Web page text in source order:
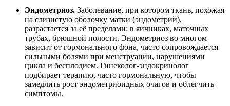
Эндометриоз. Заболевание, при котором ткань, похожая
на слизистую оболочку матки (эндометрий),
разрастается за её пределами: в яичниках, маточных
трубах, брюшной полости. Эндометриоз во многом
зависит от гормонального фона, часто сопровождается
сильными болями при менструации, нарушениями
цикла и бесплодием. Гинеколог-эндокринолог
подбирает терапию, часто гормональную, чтобы
замедлить рост эндометриоидных очагов и облегчить
симптомы.